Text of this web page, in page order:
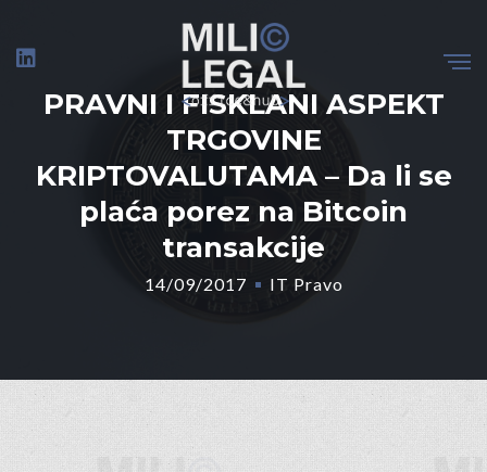
PRAVNI I FISKLANI ASPEKT
TRGOVINE
KRIPTOVALUTAMA – Da li se
plaća porez na Bitcoin
transakcije
14/09/2017 IT Pravo